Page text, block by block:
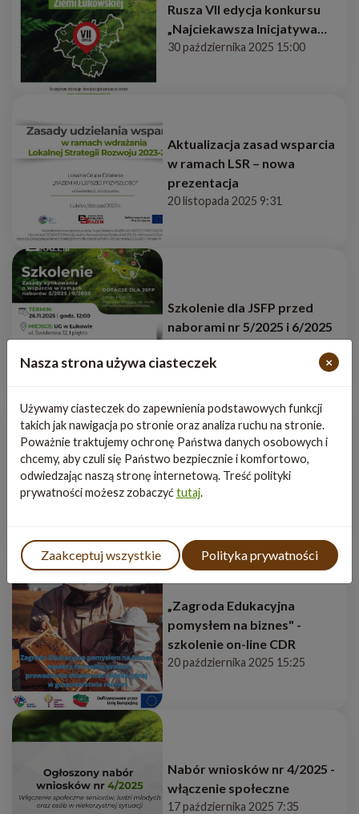
Nasza strona używa ciasteczek ×
Używamy ciasteczek do zapewnienia podstawowych funkcji
takich jak nawigacja po stronie oraz analiza ruchu na stronie.
Poważnie traktujemy ochronę Państwa danych osobowych i
chcemy, aby czuli się Państwo bezpiecznie i komfortowo,
odwiedzając naszą stronę internetową. Treść polityki
prywatności możesz zobaczyćtutaj.
Zaakceptuj wszystkie Polityka prywatności
Rusza VII edycja konkursu
„Najciekawsza Inicjatywa
Ziemi Łukowskiej”
30 października 2025 15:00
Aktualizacja zasad wsparcia
w ramach LSR – nowa
prezentacja
20 listopada 2025 9:31
Szkolenie dla JSFP przed
naborami nr 5/2025 i 6/2025
Za nami szkolenie dla
wnioskodawców naboru
4/2025
„Zagroda Edukacyjna
pomysłem na biznes" -
szkolenie on-line CDR
20 października 2025 15:25
Nabór wniosków nr 4/2025 -
włączenie społeczne
17 października 2025 7:35